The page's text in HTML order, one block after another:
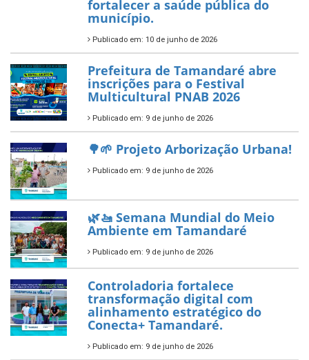
7 de novembro de 2025
ÚLTIMAS NOTÍCIAS
Tamandaré conquista Selo
Diamante do Sebrae pelo
segundo ano consecutivo e
reafirma excelência no apoio ao
empreendedorismo.
Publicado em: 10 de junho de 2026
novos investimentos para
fortalecer a saúde pública do
município.
Publicado em: 10 de junho de 2026
Prefeitura de Tamandaré abre
inscrições para o Festival
Multicultural PNAB 2026
Publicado em: 9 de junho de 2026